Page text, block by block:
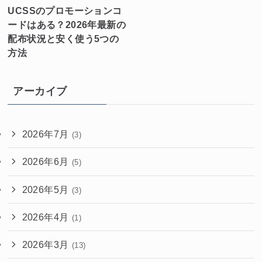
UCSSのプロモーションコ
ードはある？2026年最新の
配布状況と安く使う5つの
方法
アーカイブ
2026年7月 (3)
2026年6月 (5)
2026年5月 (3)
2026年4月 (1)
2026年3月 (13)